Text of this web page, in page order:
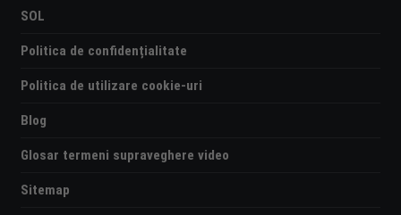
SOL
Politica de confidențialitate
Politica de utilizare cookie-uri
Blog
Glosar termeni supraveghere video
Sitemap